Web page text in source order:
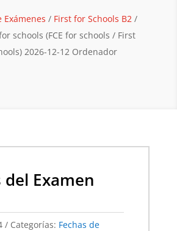
Exámenes / First for Schools B2/
schools (FCE for schools / First
2026-12-12 Ordenador
del Examen
Categorías: Fechas de